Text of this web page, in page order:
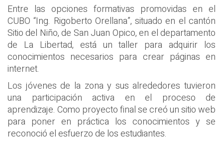
Entre las opciones formativas promovidas en el
CUBO “Ing. Rigoberto Orellana”, situado en el cantón
Sitio del Niño, de San Juan Opico, en el departamento
de La Libertad, está un taller para adquirir los
conocimientos necesarios para crear páginas en
internet.
Los jóvenes de la zona y sus alrededores tuvieron
una participación activa en el proceso de
aprendizaje. Como proyecto final se creó un sitio web
para poner en práctica los conocimientos y se
reconoció el esfuerzo de los estudiantes.